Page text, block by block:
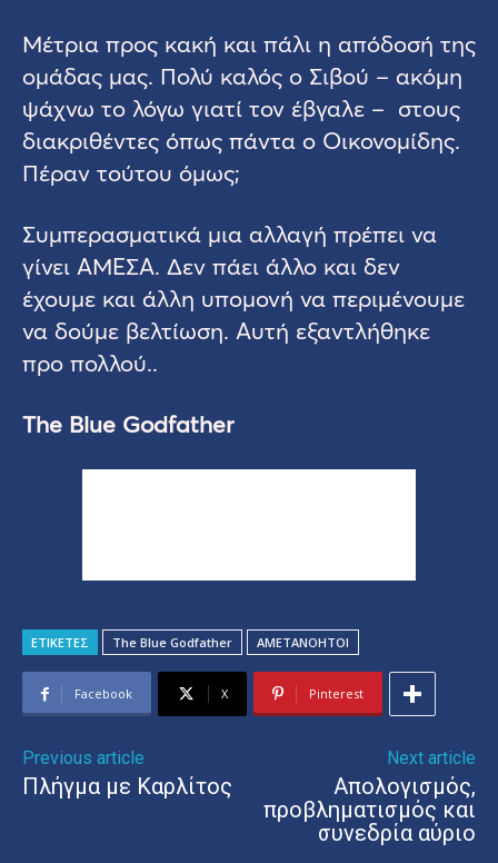
Μέτρια προς κακή και πάλι η απόδοσή της
ομάδας μας. Πολύ καλός ο Σιβού – ακόμη
ψάχνω το λόγω γιατί τον έβγαλε – στους
διακριθέντες όπως πάντα ο Οικονομίδης.
Πέραν τούτου όμως;
Συμπερασματικά μια αλλαγή πρέπει να
γίνει ΑΜΕΣΑ. Δεν πάει άλλο και δεν
έχουμε και άλλη υπομονή να περιμένουμε
να δούμε βελτίωση. Αυτή εξαντλήθηκε
προ πολλού..
The Blue Godfather
ΕΤΙΚΕΤΕΣ The Blue Godfather ΑΜΕΤΑΝΟΗΤΟΙ
Facebook X Pinterest
Previous article
Πλήγμα με Καρλίτος
Next article
Απολογισμός,
προβληματισμός και
συνεδρία αύριο